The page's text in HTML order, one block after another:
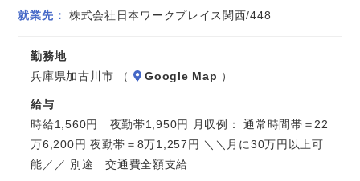
就業先 株式会社日本ワークプレイス関西/448
勤務地
兵庫県加古川市 （
Google Map ）
給与
時給1,560円 夜勤帯1,950円 月収例： 通常時間帯＝22
万6,200円 夜勤帯＝8万1,257円 ＼＼月に30万円以上可
能／／ 別途 交通費全額支給